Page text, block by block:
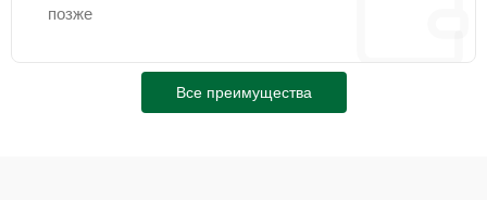
позже
Все преимущества